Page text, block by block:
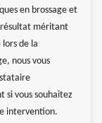
en brossage et
résultat méritant
de la
nous vous
si vous souhaitez
intervention.